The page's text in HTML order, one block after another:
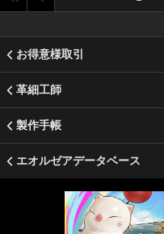
お得意様取引
革細工師
製作手帳
エオルゼアデータベース